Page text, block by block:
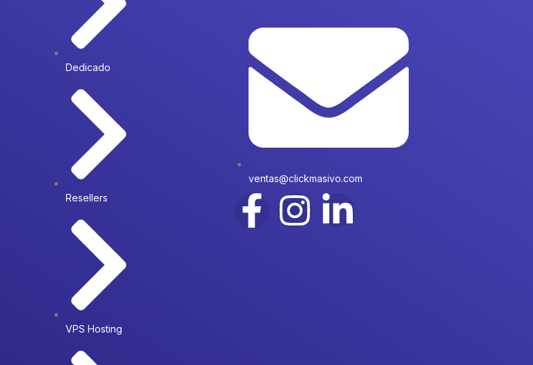
Dedicado
Resellers
VPS Hosting
ventas@clickmasivo.com